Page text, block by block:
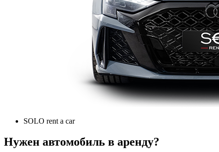
SOLO rent a car
Нужен автомобиль в аренду?